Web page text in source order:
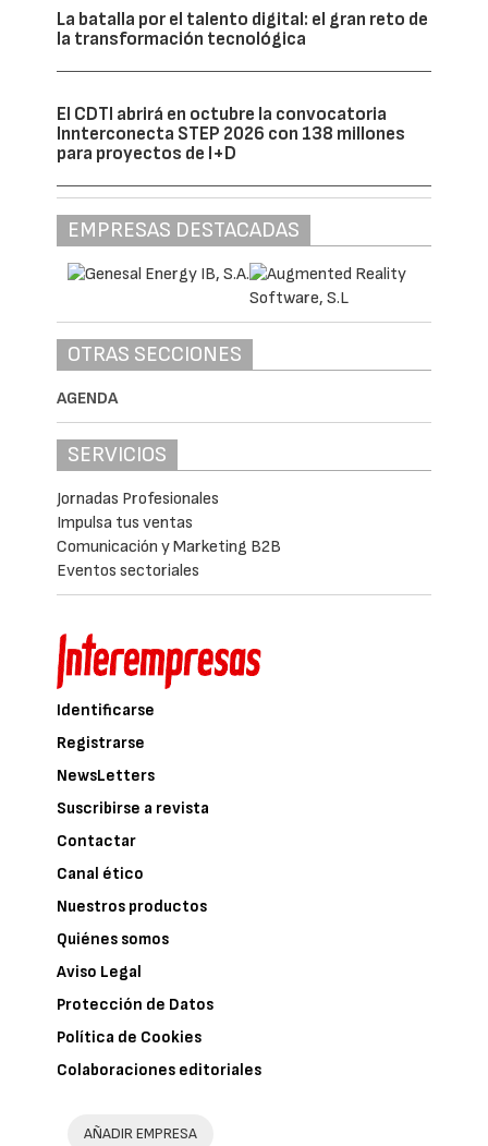
La batalla por el talento digital: el gran reto de
la transformación tecnológica
El CDTI abrirá en octubre la convocatoria
Innterconecta STEP 2026 con 138 millones
para proyectos de I+D
EMPRESAS DESTACADAS
OTRAS SECCIONES
AGENDA
SERVICIOS
Jornadas Profesionales
Impulsa tus ventas
Comunicación y Marketing B2B
Eventos sectoriales
Identificarse
Registrarse
NewsLetters
Suscribirse a revista
Contactar
Canal ético
Nuestros productos
Quiénes somos
Aviso Legal
Protección de Datos
Política de Cookies
Colaboraciones editoriales
AÑADIR EMPRESA